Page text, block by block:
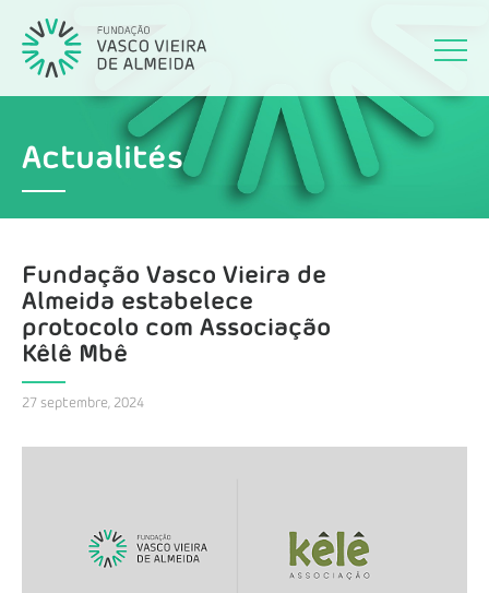
Actualités
Fundação Vasco Vieira de
Almeida estabelece
protocolo com Associação
Kêlê Mbê
27 septembre, 2024